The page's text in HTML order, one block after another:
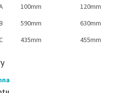
100mm
120mm
590mm
630mm
435mm 455mm